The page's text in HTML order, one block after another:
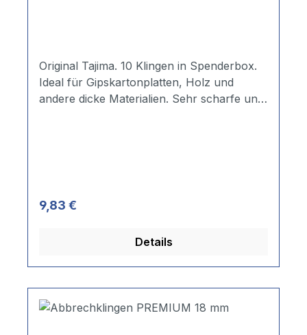
Original Tajima. 10 Klingen in Spenderbox.
Ideal für Gipskartonplatten, Holz und
andere dicke Materialien. Sehr scharfe und
Leistung erzielt. Passend zum Cutter Art.-
Nr.: 397KS25 (Abbrechmesser Premium)
verwendbar). 25 mm.
Regulärer Preis:
9,83 €
Details